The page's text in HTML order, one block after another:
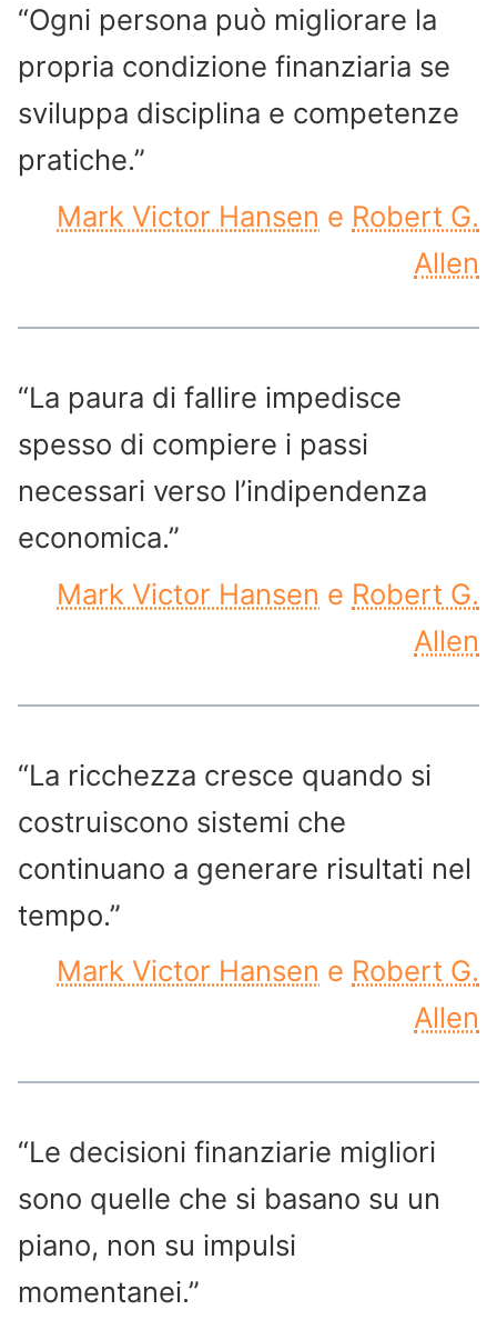
“Ogni persona può migliorare la
propria condizione finanziaria se
sviluppa disciplina e competenze
pratiche.”
Mark Victor Hansen e Robert G.
Allen
“La paura di fallire impedisce
spesso di compiere i passi
necessari verso l’indipendenza
economica.”
Mark Victor Hansen e Robert G.
Allen
“La ricchezza cresce quando si
costruiscono sistemi che
continuano a generare risultati nel
tempo.”
Mark Victor Hansen e Robert G.
Allen
“Le decisioni finanziarie migliori
sono quelle che si basano su un
piano, non su impulsi
momentanei.”